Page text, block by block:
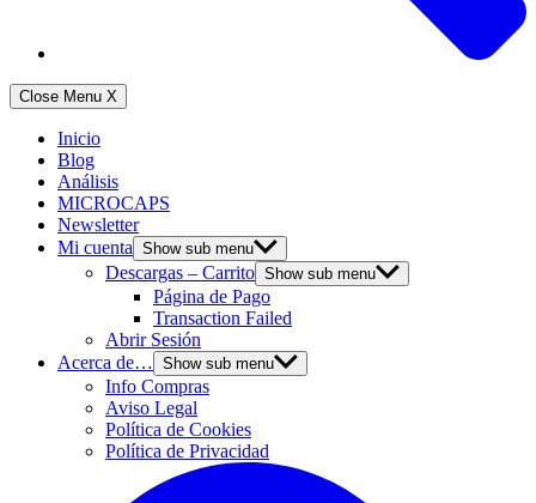
Close Menu X
Inicio
Blog
Análisis
MICROCAPS
Newsletter
Mi cuenta Show sub menu
Descargas – Carrito Show sub menu
Página de Pago
Transaction Failed
Abrir Sesión
Acerca de… Show sub menu
Info Compras
Aviso Legal
Política de Cookies
Política de Privacidad